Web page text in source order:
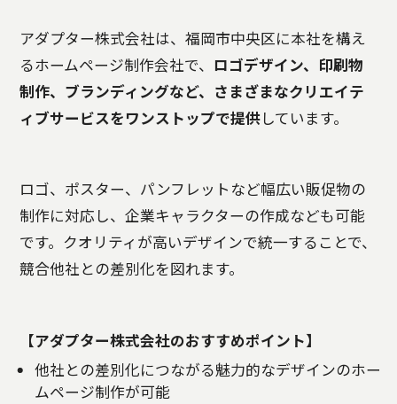
アダプター株式会社は、福岡市中央区に本社を構え
るホームページ制作会社で、 ロゴデザイン、印刷物
制作、ブランディングなど、さまざまなクリエイテ
ィブサービスをワンストップで提供しています。
ロゴ、ポスター、パンフレットなど幅広い販促物の
制作に対応し、企業キャラクターの作成なども可能
です。クオリティが高いデザインで統一することで、
競合他社との差別化を図れます。
【アダプター株式会社のおすすめポイント】
他社との差別化につながる魅力的なデザインのホー
ムページ制作が可能